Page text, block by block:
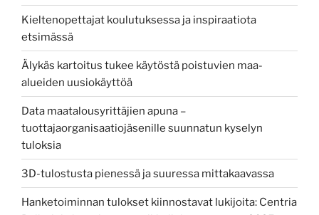
Kieltenopettajat koulutuksessa ja inspiraatiota
etsimässä
Älykäs kartoitus tukee käytöstä poistuvien maa-
alueiden uusiokäyttöä
Data maatalousyrittäjien apuna –
tuottajaorganisaatiojäsenille suunnatun kyselyn
tuloksia
3D-tulostusta pienessä ja suuressa mittakaavassa
Hanketoiminnan tulokset kiinnostavat lukijoita: Centria